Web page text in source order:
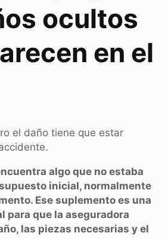
ocultos
en el
el daño tiene que estar
algo que no estaba
inicial, normalmente
Ese suplemento es una
para que la aseguradora
las piezas necesarias y el